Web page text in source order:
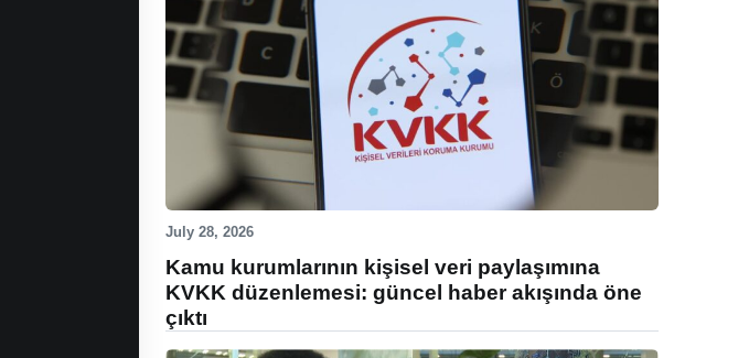
July 28, 2026
Kamu kurumlarının kişisel veri paylaşımına
KVKK düzenlemesi: güncel haber akışında öne
çıktı